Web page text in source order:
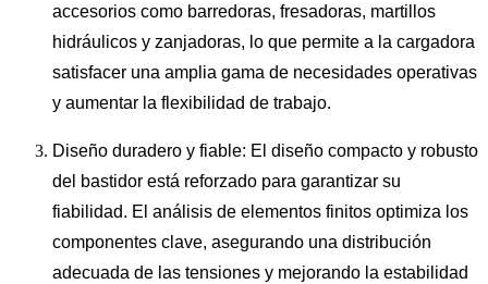
accesorios como barredoras, fresadoras, martillos
hidráulicos y zanjadoras, lo que permite a la cargadora
satisfacer una amplia gama de necesidades operativas
y aumentar la flexibilidad de trabajo.
Diseño duradero y fiable: El diseño compacto y robusto
del bastidor está reforzado para garantizar su
fiabilidad. El análisis de elementos finitos optimiza los
componentes clave, asegurando una distribución
adecuada de las tensiones y mejorando la estabilidad